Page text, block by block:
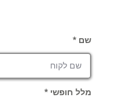
שם
מלל חופשי